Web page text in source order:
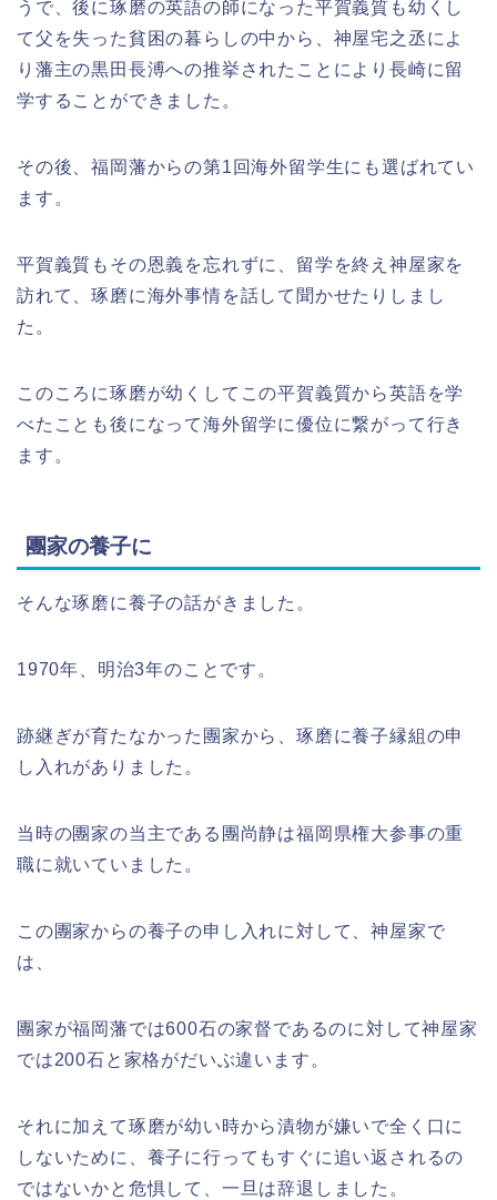
うで、後に琢磨の英語の師になった平賀義質も幼くし
て父を失った貧困の暮らしの中から、神屋宅之丞によ
り藩主の黒田長溥への推挙されたことにより長崎に留
学することができました。
その後、福岡藩からの第1回海外留学生にも選ばれてい
ます。
平賀義質もその恩義を忘れずに、留学を終え神屋家を
訪れて、琢磨に海外事情を話して聞かせたりしまし
た。
このころに琢磨が幼くしてこの平賀義質から英語を学
べたことも後になって海外留学に優位に繋がって行き
ます。
團家の養子に
そんな琢磨に養子の話がきました。
1970年、明治3年のことです。
跡継ぎが育たなかった團家から、琢磨に養子縁組の申
し入れがありました。
当時の團家の当主である團尚静は福岡県権大参事の重
職に就いていました。
この團家からの養子の申し入れに対して、神屋家で
は、
團家が福岡藩では600石の家督であるのに対して神屋家
では200石と家格がだいぶ違います。
それに加えて琢磨が幼い時から漬物が嫌いで全く口に
しないために、養子に行ってもすぐに追い返されるの
ではないかと危惧して、一旦は辞退しました。